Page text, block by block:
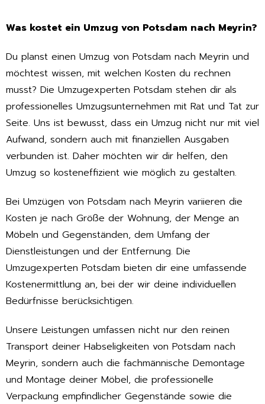
Was kostet ein Umzug von Potsdam nach Meyrin?
Du planst einen Umzug von Potsdam nach Meyrin und
möchtest wissen, mit welchen Kosten du rechnen
musst? Die Umzugexperten Potsdam stehen dir als
professionelles Umzugsunternehmen mit Rat und Tat zur
Seite. Uns ist bewusst, dass ein Umzug nicht nur mit viel
Aufwand, sondern auch mit finanziellen Ausgaben
verbunden ist. Daher möchten wir dir helfen, den
Umzug so kosteneffizient wie möglich zu gestalten.
Bei Umzügen von Potsdam nach Meyrin variieren die
Kosten je nach Größe der Wohnung, der Menge an
Möbeln und Gegenständen, dem Umfang der
Dienstleistungen und der Entfernung. Die
Umzugexperten Potsdam bieten dir eine umfassende
Kostenermittlung an, bei der wir deine individuellen
Bedürfnisse berücksichtigen.
Unsere Leistungen umfassen nicht nur den reinen
Transport deiner Habseligkeiten von Potsdam nach
Meyrin, sondern auch die fachmännische Demontage
und Montage deiner Möbel, die professionelle
Verpackung empfindlicher Gegenstände sowie die